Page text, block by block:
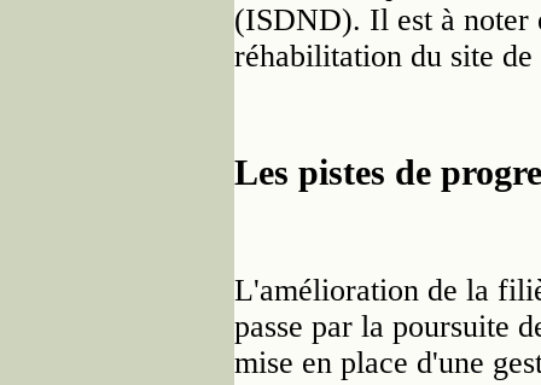
(ISDND). Il est à noter
réhabilitation du site
Les pistes de
L'amélioration de la
passe par la poursuite
mise en place d'une